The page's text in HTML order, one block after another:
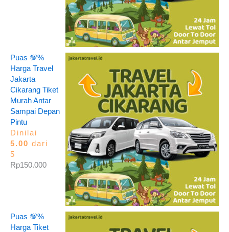
Puas 💯%
Harga Travel
Jakarta
Cikarang Tiket
Murah Antar
Sampai Depan
Pintu
Dinilai
5.00 dari
5
Rp150.000
Puas 💯%
Harga Tiket